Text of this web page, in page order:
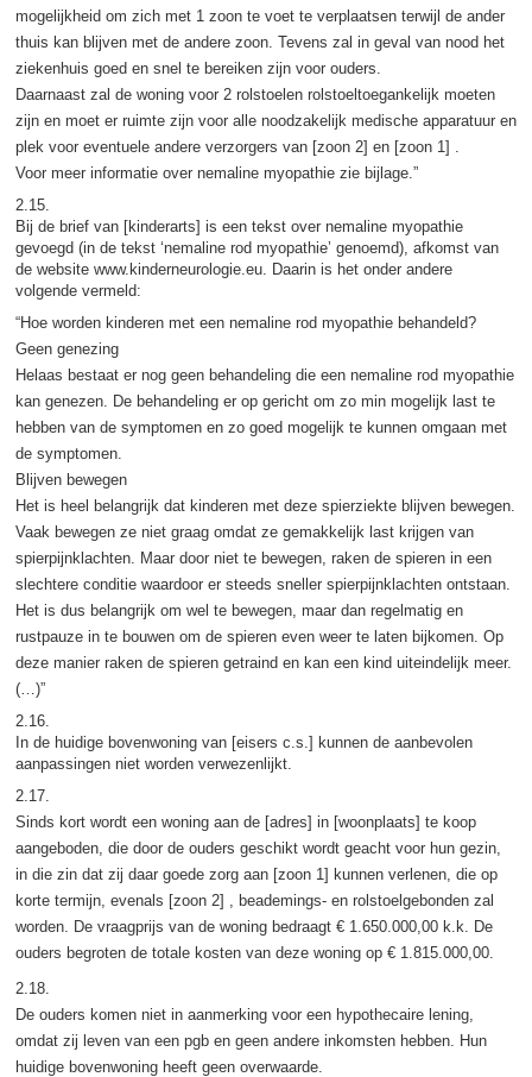
mogelijkheid om zich met 1 zoon te voet te verplaatsen terwijl de ander
thuis kan blijven met de andere zoon. Tevens zal in geval van nood het
ziekenhuis goed en snel te bereiken zijn voor ouders.
Daarnaast zal de woning voor 2 rolstoelen rolstoeltoegankelijk moeten
zijn en moet er ruimte zijn voor alle noodzakelijk medische apparatuur en
plek voor eventuele andere verzorgers van [zoon 2] en [zoon 1] .
Voor meer informatie over nemaline myopathie zie bijlage.”
2.15.
Bij de brief van [kinderarts] is een tekst over nemaline myopathie
gevoegd (in de tekst ‘nemaline rod myopathie’ genoemd), afkomst van
de website www.kinderneurologie.eu. Daarin is het onder andere
volgende vermeld:
“Hoe worden kinderen met een nemaline rod myopathie behandeld?
Geen genezing
Helaas bestaat er nog geen behandeling die een nemaline rod myopathie
kan genezen. De behandeling er op gericht om zo min mogelijk last te
hebben van de symptomen en zo goed mogelijk te kunnen omgaan met
de symptomen.
Blijven bewegen
Het is heel belangrijk dat kinderen met deze spierziekte blijven bewegen.
Vaak bewegen ze niet graag omdat ze gemakkelijk last krijgen van
spierpijnklachten. Maar door niet te bewegen, raken de spieren in een
slechtere conditie waardoor er steeds sneller spierpijnklachten ontstaan.
Het is dus belangrijk om wel te bewegen, maar dan regelmatig en
rustpauze in te bouwen om de spieren even weer te laten bijkomen. Op
deze manier raken de spieren getraind en kan een kind uiteindelijk meer.
(…)”
2.16.
In de huidige bovenwoning van [eisers c.s.] kunnen de aanbevolen
aanpassingen niet worden verwezenlijkt.
2.17.
Sinds kort wordt een woning aan de [adres] in [woonplaats] te koop
aangeboden, die door de ouders geschikt wordt geacht voor hun gezin,
in die zin dat zij daar goede zorg aan [zoon 1] kunnen verlenen, die op
korte termijn, evenals [zoon 2] , beademings- en rolstoelgebonden zal
worden. De vraagprijs van de woning bedraagt € 1.650.000,00 k.k. De
ouders begroten de totale kosten van deze woning op € 1.815.000,00.
2.18.
De ouders komen niet in aanmerking voor een hypothecaire lening,
omdat zij leven van een pgb en geen andere inkomsten hebben. Hun
huidige bovenwoning heeft geen overwaarde.